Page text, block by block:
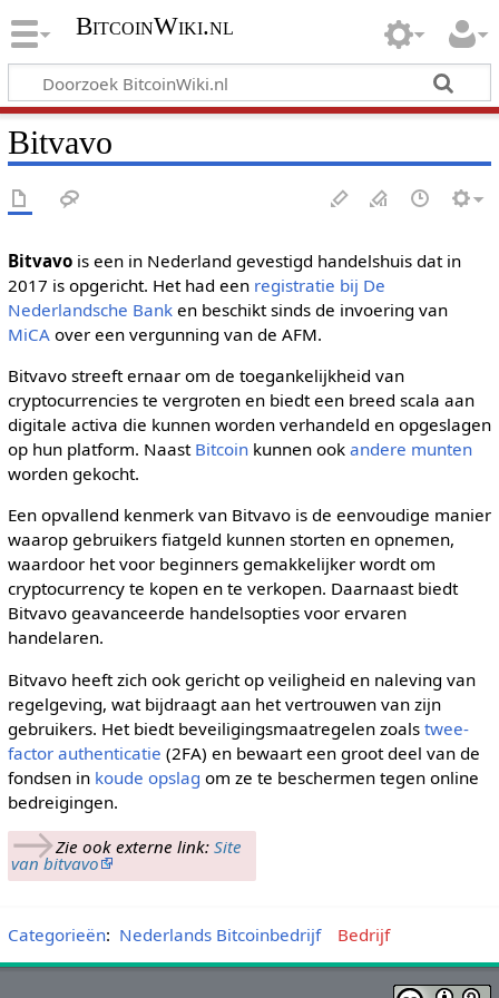
BitcoinWiki.nl
Bitvavo
Bitvavois een in Nederland gevestigd handelshuis dat in
2017 is opgericht. Het had een registratie bij De
Nederlandsche Banken beschikt sinds de invoering van
MiCAover een vergunning van de AFM.
Bitvavo streeft ernaar om de toegankelijkheid van
cryptocurrencies te vergroten en biedt een breed scala aan
digitale activa die kunnen worden verhandeld en opgeslagen
op hun platform. Naast Bitcoinkunnen ook andere munten
worden gekocht.
Een opvallend kenmerk van Bitvavo is de eenvoudige manier
waarop gebruikers fiatgeld kunnen storten en opnemen,
waardoor het voor beginners gemakkelijker wordt om
cryptocurrency te kopen en te verkopen. Daarnaast biedt
Bitvavo geavanceerde handelsopties voor ervaren
handelaren.
Bitvavo heeft zich ook gericht op veiligheid en naleving van
regelgeving, wat bijdraagt aan het vertrouwen van zijn
gebruikers. Het biedt beveiligingsmaatregelen zoals twee-
factor authenticatie (2FA) en bewaart een groot deel van de
fondsen in koude opslag om ze te beschermen tegen online
bedreigingen.
→Zie ook externe link: Site
van bitvavo
Categorieën: Nederlands Bitcoinbedrijf Bedrijf